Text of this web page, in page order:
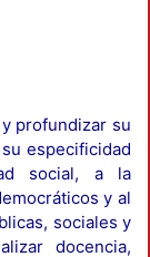
profundizar su
especificidad
social, a la
y al
sociales y
docencia,